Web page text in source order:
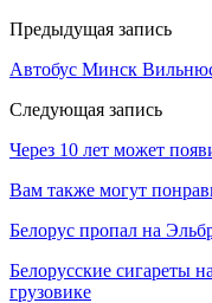
Предыдущая запись
Автобус Минск
Следующая запись
Через 10 лет может
Вам также могут
Белорус пропал на
Белорусские сигареты
грузовике